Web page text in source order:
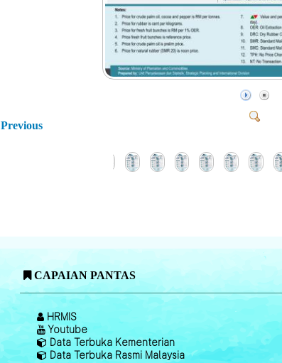
Previous
CAPAIAN PANTAS
HRMIS
Youtube
Data Terbuka Kementerian
Data Terbuka Rasmi Malaysia